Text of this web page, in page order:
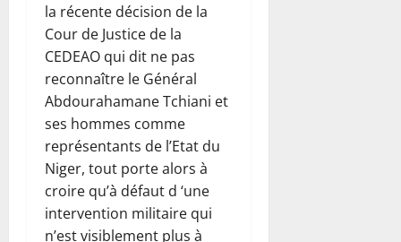
la récente décision de la
Cour de Justice de la
CEDEAO qui dit ne pas
reconnaître le Général
Abdourahamane Tchiani et
ses hommes comme
représentants de l’Etat du
Niger, tout porte alors à
croire qu’à défaut d ‘une
intervention militaire qui
n’est visiblement plus à